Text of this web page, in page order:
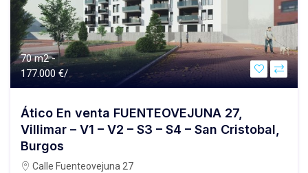
70 m2 -
177.000 €/
Ático En venta FUENTEOVEJUNA 27,
Villimar – V1 – V2 – S3 – S4 – San Cristobal,
Burgos
Calle Fuenteovejuna 27